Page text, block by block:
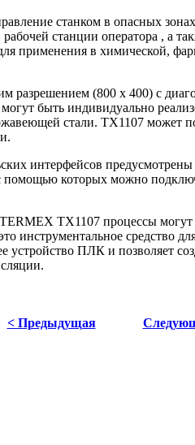
станком в опасных
станции оператора , а
применения в химической,
разрешением (800 x 400) с
быть индивидуально
стали. TX1107 может
интерфейсов
которых можно
TX1107 процессы
инструментальное средство
ПЛК и позволяет
< Предыдущая